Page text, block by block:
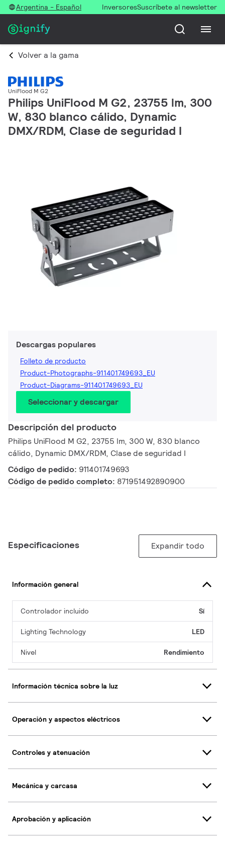
Argentina - Español InversoresSuscríbete al newsletter
Volver a la gama
UniFlood M G2
Philips UniFlood M G2, 23755 lm, 300
W, 830 blanco cálido, Dynamic
DMX/RDM, Clase de seguridad I
Descargas populares
Folleto de producto
Product-Photographs-911401749693_EU
Product-Diagrams-911401749693_EU
Seleccionar y descargar
Descripción del producto
Philips UniFlood M G2, 23755 lm, 300 W, 830 blanco
cálido, Dynamic DMX/RDM, Clase de seguridad I
Código de pedido: 911401749693
Código de pedido completo: 871951492890900
Especificaciones Expandir todo
Información general
Controlador incluido Sí
Lighting Technology LED
Nivel Rendimiento
Información técnica sobre la luz
Operación y aspectos eléctricos
Controles y atenuación
Mecánica y carcasa
Aprobación y aplicación